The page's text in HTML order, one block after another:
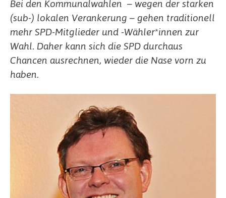
Bei den Kommunalwahlen – wegen der starken
(sub-) lokalen Verankerung – gehen traditionell
mehr SPD-Mitglieder und -Wähler*innen zur
Wahl. Daher kann sich die SPD durchaus
Chancen ausrechnen, wieder die Nase vorn zu
haben.